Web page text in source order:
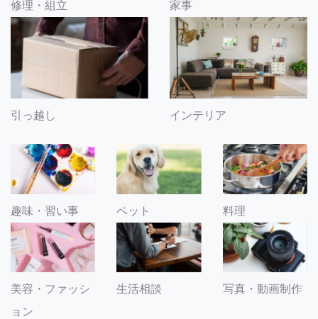
修理・組立 家事
引っ越し インテリア
趣味・習い事 ペット 料理
美容・ファッシ
ョン
生活相談 写真・動画制作